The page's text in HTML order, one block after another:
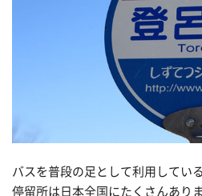
バスを普段の足として利用してい
停留所は日本全国にたくさんあり